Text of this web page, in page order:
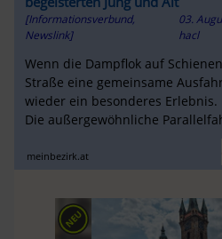
[Informationsverbund,
Newslink]
03.
hacl
Wenn die Dampflok auf
Straße eine gemeinsame
wieder ein besonderes Erlebnis.
Die außergewöhnliche
Waldviertelbahn und Oldtimern
meinbezirk.at